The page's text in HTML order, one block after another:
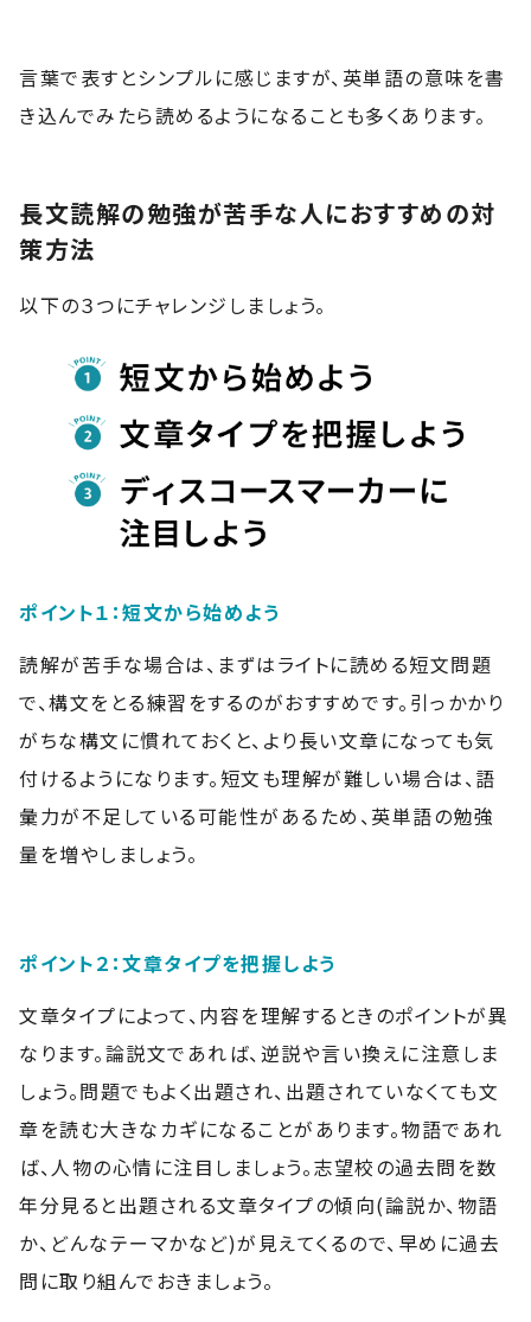
言葉で表すとシンプルに感じますが、英単語の意味を書
き込んでみたら読めるようになることも多くあります。
長文読解の勉強が苦手な人におすすめの対
策方法
以下の３つにチャレンジしましょう。
ポイント１：短文から始めよう
読解が苦手な場合は、まずはライトに読める短文問題
で、構文をとる練習をするのがおすすめです。引っかかり
がちな構文に慣れておくと、より長い文章になっても気
付けるようになります。短文も理解が難しい場合は、語
彙力が不足している可能性があるため、英単語の勉強
量を増やしましょう。
ポイント２：文章タイプを把握しよう
文章タイプによって、内容を理解するときのポイントが異
なります。論説文であれば、逆説や言い換えに注意しま
しょう。問題でもよく出題され、出題されていなくても文
章を読む大きなカギになることがあります。物語であれ
ば、人物の心情に注目しましょう。志望校の過去問を数
年分見ると出題される文章タイプの傾向(論説か、物語
か、どんなテーマかなど)が見えてくるので、早めに過去
問に取り組んでおきましょう。